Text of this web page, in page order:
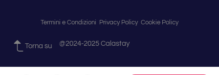
Termini e Condizioni Privacy Policy Cookie Policy
Torna su @2024-2025 Calastay